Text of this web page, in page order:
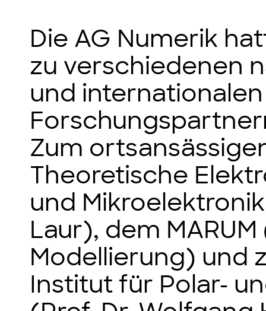
Die AG Numerik
zu verschiedenen
und internationalen
Zum
Theoretische
und Mikroelektronik
Laur), dem
Modellierung) und
Institut für Polar-